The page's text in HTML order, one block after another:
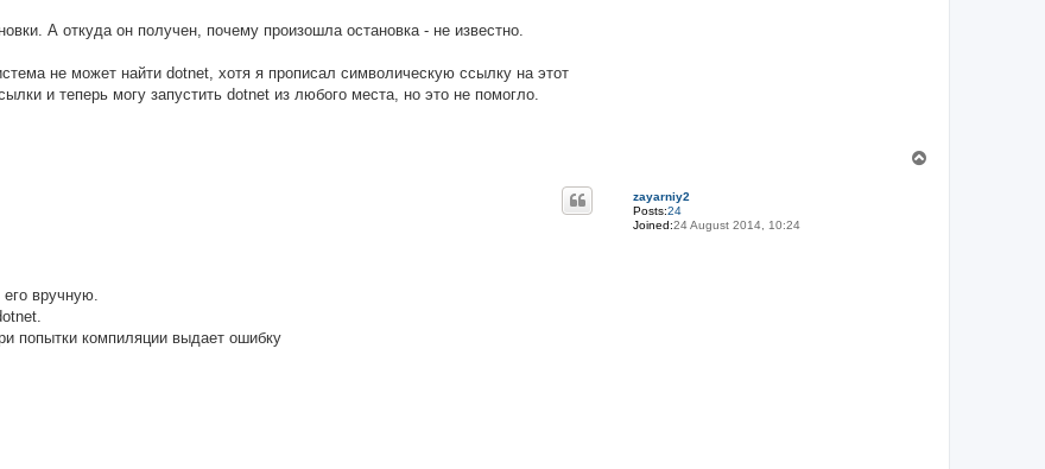
А откуда он получен, почему произошла остановка - не известно.
не может найти dotnet, хотя я прописал символическую ссылку на этот
и теперь могу запустить dotnet из любого места, но это не помогло.
zayarniy2
Posts:24
Joined:24 August 2014, 10:24
вручную.
попытки компиляции выдает ошибку